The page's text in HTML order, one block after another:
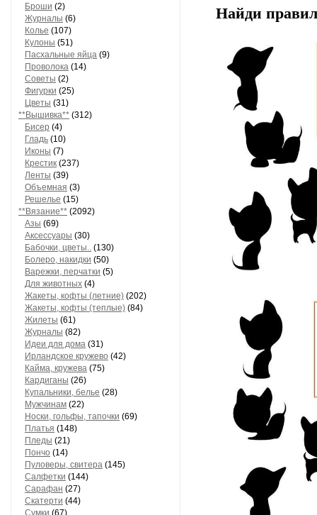
Броши (2)
Журналы (6)
Колье (107)
Кулоны (51)
Пасхальные яйца (9)
Проволока (14)
Советы (2)
Фигурки (25)
Цветы (31)
**Вышивка** (312)
Бисер (4)
Гладь (10)
Иконы (7)
Крестик (237)
Ленты (39)
Объемная (3)
Решелье (15)
**Вязание** (2092)
Азы (69)
Аксессуары (30)
Бабочки, цветы.. (130)
Болеро, накидки (50)
Варежки, перчатки (5)
Для животных (4)
Жакеты, кофты (летние) (202)
Жакеты, кофты (теплые) (84)
Жилеты (61)
Журналы (82)
Идеи для дома (31)
Ирландское кружево (42)
Кайма, кружева (75)
Кардиганы (26)
Купальники, белье (28)
Мужчинам (22)
Носки, гольфы, тапочки (69)
Платья (148)
Пледы (21)
Пончо (14)
Пуловеры, свитера (145)
Салфетки (144)
Сарафан (27)
Скатерти (44)
Сумки (67)
Найди